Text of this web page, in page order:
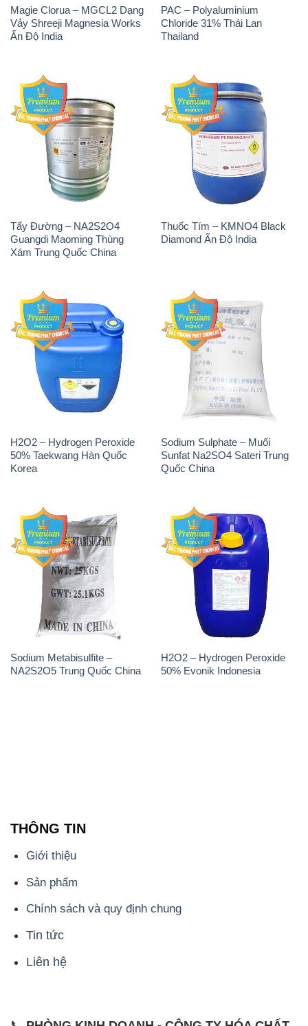
Tẩy Đường – NA2S2O4
Guangdi Maoming Thùng
Xám Trung Quốc China
Thuốc Tím – KMNO4 Black
Diamond Ấn Độ India
H2O2 – Hydrogen Peroxide
50% Taekwang Hàn Quốc
Sodium Sulphate – Muối
Sunfat Na2SO4 Sateri Trung
Quốc China
Sodium Metabisulfite –
NA2S2O5 Trung Quốc China
H2O2 – Hydrogen Peroxide
50% Evonik Indonesia
Chính sách và quy định chung
Tin tức
Liên hệ
📞
PHÒNG KINH DOANH - CÔNG TY HÓA CHẤT
ĐẮC TRƯỜNG PHÁT